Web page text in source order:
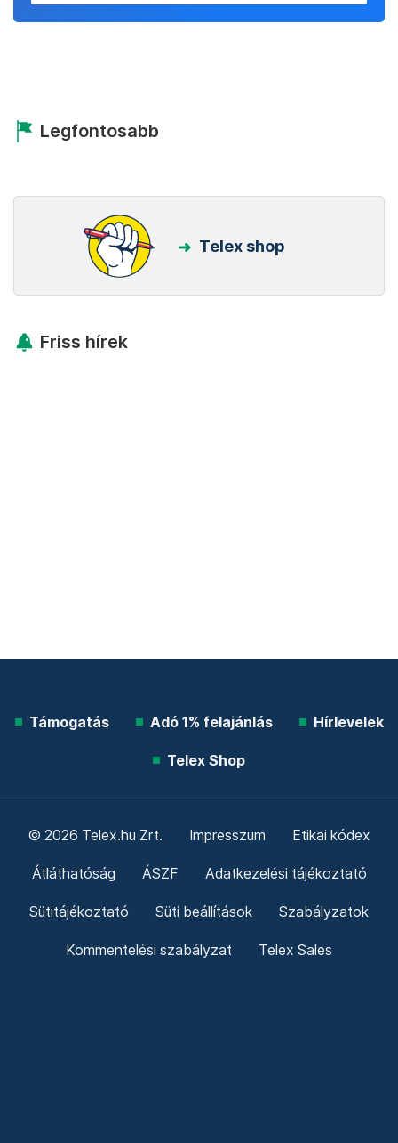
Legfontosabb
Telex shop
Friss hírek
Támogatás Adó 1% felajánlás Hírlevelek
Telex Shop
© 2026 Telex.hu Zrt. Impresszum Etikai kódex
Átláthatóság ÁSZF Adatkezelési tájékoztató
Sütitájékoztató Süti beállítások Szabályzatok
Kommentelési szabályzat Telex Sales